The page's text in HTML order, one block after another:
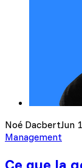
Noé DacbertJun
Management
Ce que la